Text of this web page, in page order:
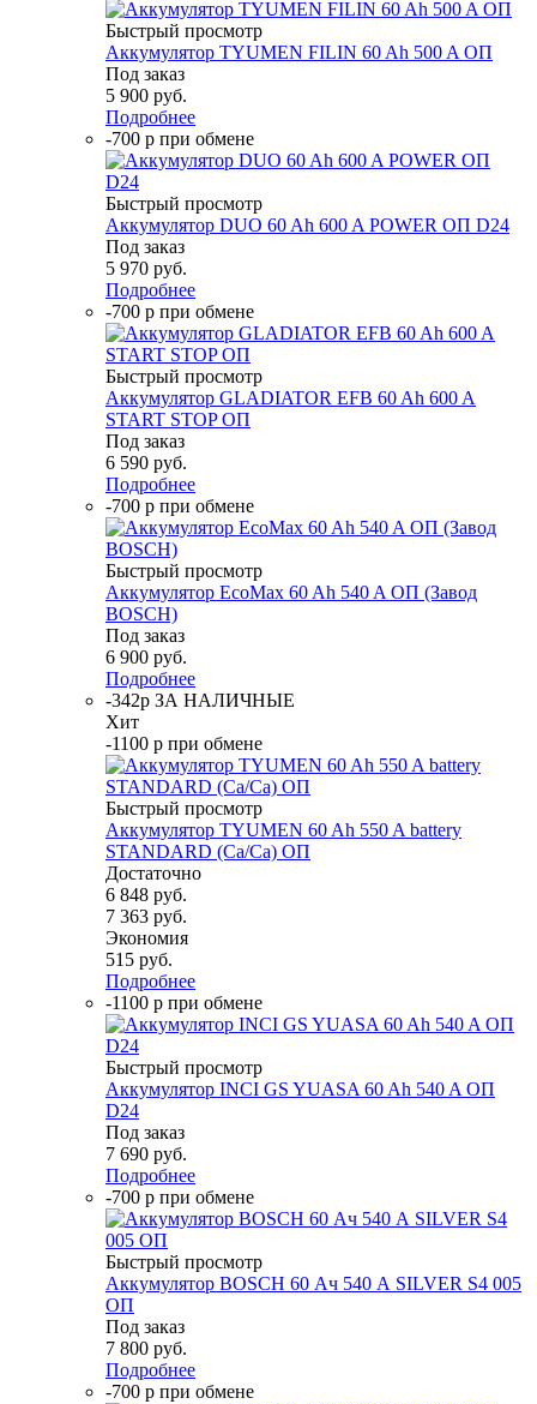
Быстрый просмотр
Аккумулятор TYUMEN FILIN 60 Ah 500 A ОП
Под заказ
5 900 руб.
Подробнее
-700 р при обмене
Быстрый просмотр
Аккумулятор DUO 60 Ah 600 A POWER ОП D24
Под заказ
5 970 руб.
Подробнее
-700 р при обмене
Быстрый просмотр
Аккумулятор GLADIATOR EFB 60 Ah 600 A
START STOP ОП
Под заказ
6 590 руб.
Подробнее
-700 р при обмене
Быстрый просмотр
Аккумулятор EcoMax 60 Ah 540 A ОП (Завод
BOSCH)
Под заказ
6 900 руб.
Подробнее
-342р ЗА НАЛИЧНЫЕ
Хит
-1100 р при обмене
Быстрый просмотр
Аккумулятор TYUMEN 60 Ah 550 A battery
STANDARD (Ca/Ca) ОП
Достаточно
6 848 руб.
7 363 руб.
Экономия
515 руб.
Подробнее
-1100 р при обмене
Быстрый просмотр
Аккумулятор INCI GS YUASA 60 Ah 540 A ОП
D24
Под заказ
7 690 руб.
Подробнее
-700 р при обмене
Быстрый просмотр
Аккумулятор BOSCH 60 Ач 540 А SILVER S4 005
ОП
Под заказ
7 800 руб.
Подробнее
-700 р при обмене